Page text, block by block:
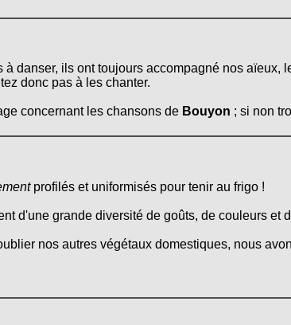
danser, ils ont toujours accompagné nos
donc pas à les chanter.
concernant les chansons de Bouyon ; si non
profilés et uniformisés pour tenir au frigo !
d'une grande diversité de goûts, de couleurs et
nos autres végétaux domestiques, nous